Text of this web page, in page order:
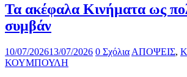
Τα ακέφαλα Κινήματα ως
συμβάν
10/07/202613/07/2026 0 Σχόλια ΑΠΟΨΕΙΣ,
ΚΟΥΜΠΟΥΛΗ